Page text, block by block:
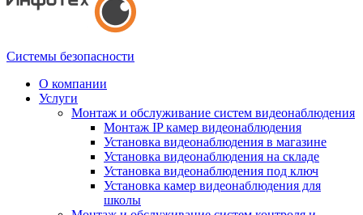
Системы безопасности
О компании
Услуги
Монтаж и обслуживание систем видеонаблюдения
Монтаж IP камер видеонаблюдения
Установка видеонаблюдения в магазине
Установка видеонаблюдения на складе
Установка видеонаблюдения под ключ
Установка камер видеонаблюдения для
школы